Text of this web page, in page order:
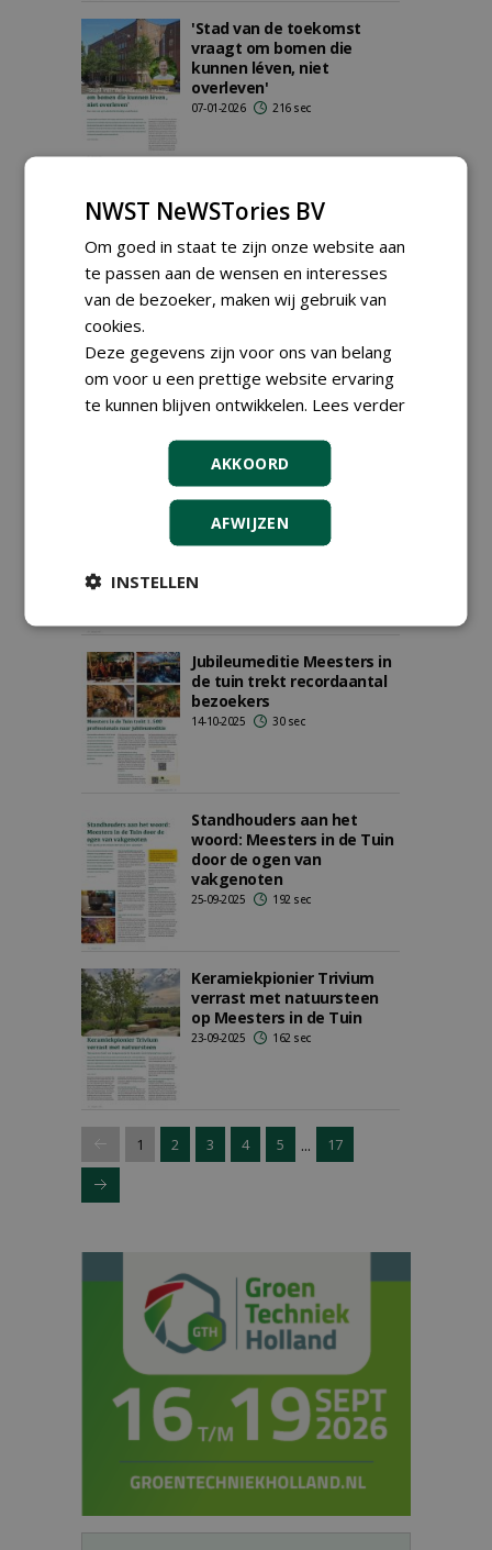
'Stad van de toekomst
vraagt om bomen die
kunnen léven, niet
overleven'
07-01-2026 216 sec
draait alles om kwaliteit,
karakter en vakmanschap
20-12-2025 298 sec
Top 5 droogteresistente
bomen
10-11-2025 265 sec
Pilot: digitale
boominventarisatie even
accuraat als veldwerk
Jubileumeditie Meesters in
de tuin trekt recordaantal
bezoekers
14-10-2025 30 sec
Standhouders aan het
woord: Meesters in de Tuin
door de ogen van
vakgenoten
25-09-2025 192 sec
Keramiekpionier Trivium
verrast met natuursteen
op Meesters in de Tuin
23-09-2025 162 sec
1 2 3 4 5 ... 17
NWST NeWSTories BV
Om goed in staat te zijn onze website aan
te passen aan de wensen en interesses
van de bezoeker, maken wij gebruik van
cookies.
Deze gegevens zijn voor ons van belang
om voor u een prettige website ervaring
te kunnen blijven ontwikkelen. Lees verder
AKKOORD
AFWIJZEN
INSTELLEN